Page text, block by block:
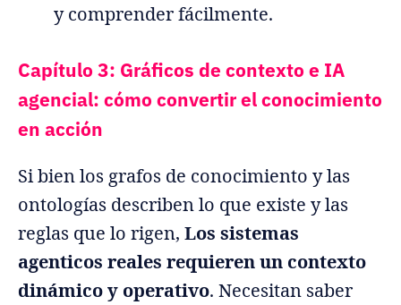
y comprender fácilmente.
Capítulo 3: Gráficos de contexto e IA
agencial: cómo convertir el conocimiento
en acción
Si bien los grafos de conocimiento y las
ontologías describen lo que existe y las
reglas que lo rigen,Los sistemas
agenticos reales requieren un contexto
dinámico y operativo. Necesitan saber